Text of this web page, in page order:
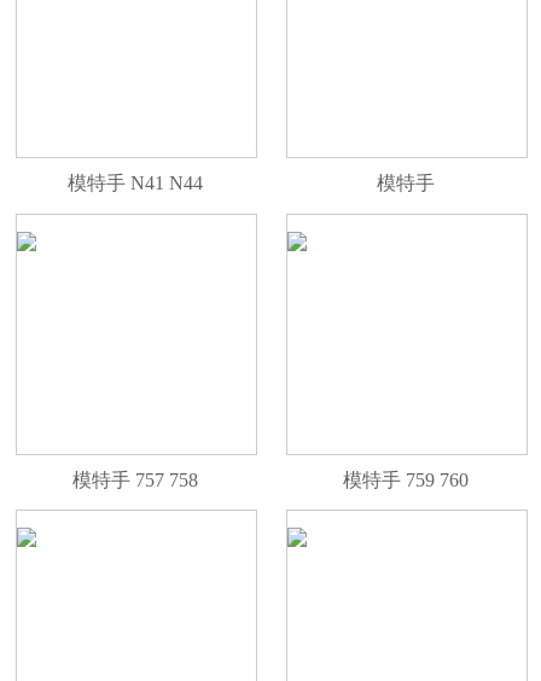
模特手 N41 N44 模特手
模特手 757 758 模特手 759 760